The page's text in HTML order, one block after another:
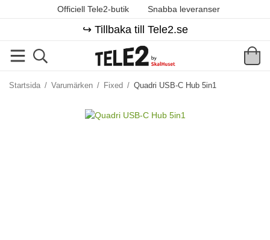
Officiell Tele2-butik Snabba leveranser
↪️ Tillbaka till Tele2.se
Startsida / Varumärken / Fixed / Quadri USB-C Hub 5in1